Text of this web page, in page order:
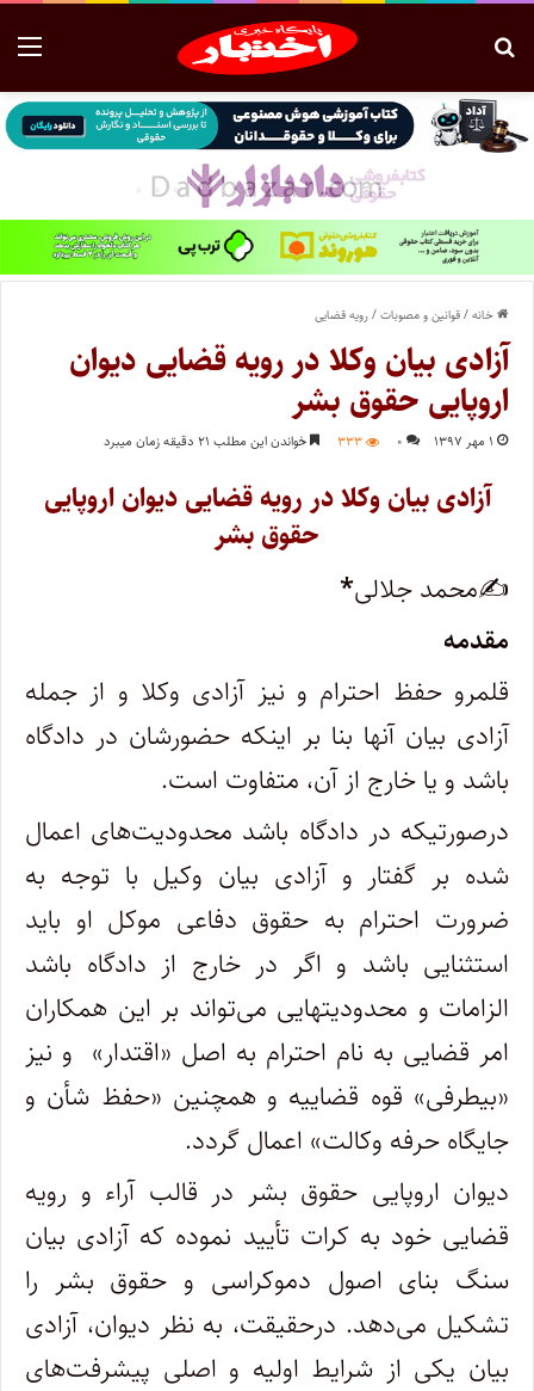
خانه/قوانین و مصوبات/رویه قضایی
آزادی بیان وکلا در رویه قضایی دیوان
اروپایی حقوق بشر
۱ مهر ۱۳۹۷ ۰ ۳۳۳ خواندن این مطلب ۲۱ دقیقه زمان میبرد
آزادی بیان وکلا در رویه قضایی دیوان اروپایی
حقوق بشر
✍محمد جلالی*
مقدمه
قلمرو حفظ احترام و نیز آزادی وکلا و از جمله
آزادی بیان آنها بنا بر اینکه حضورشان در دادگاه
باشد و یا خارج از آن، متفاوت است.
درصورتیکه در دادگاه باشد محدودیتهای اعمال
شده بر گفتار و آزادی بیان وکیل با توجه به
ضرورت احترام به حقوق دفاعی موکل او باید
استثنایی باشد و اگر در خارج از دادگاه باشد
الزامات و محدودیتهایی میتواند بر این همکاران
امر قضایی به نام احترام به اصل «اقتدار» و نیز
«بیطرفی» قوه قضاییه و همچنین «حفظ شأن و
جایگاه حرفه وکالت» اعمال گردد.
دیوان اروپایی حقوق بشر در قالب آراء و رویه
قضایی خود به کرات تأیید نموده که آزادی بیان
سنگ بنای اصول دموکراسی و حقوق بشر را
تشکیل میدهد. درحقیقت، به نظر دیوان، آزادی
بیان یکی از شرایط اولیه و اصلی پیشرفتهای